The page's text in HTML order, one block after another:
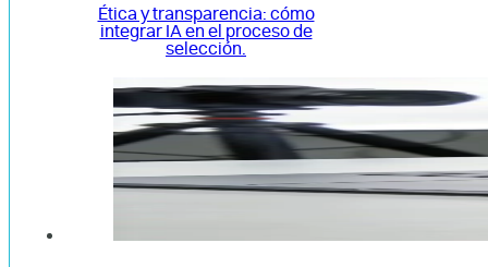
Ética y transparencia: cómo
integrar IA en el proceso de
selección.